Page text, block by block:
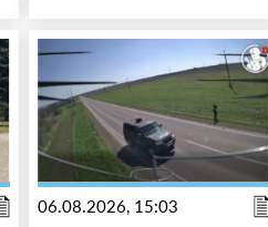
06.08.2026, 15:03